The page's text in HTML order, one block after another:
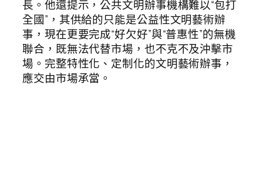
長。他還提示，公共文明辦事機構難以“包打
全國”，其供給的只能是公益性文明藝術辦
事，現在更要完成“好欠好”與“普惠性”的無機
聯合，既無法代替市場，也不克不及沖擊市
場。完整特性化、定制化的文明藝術辦事，
應交由市場承當。